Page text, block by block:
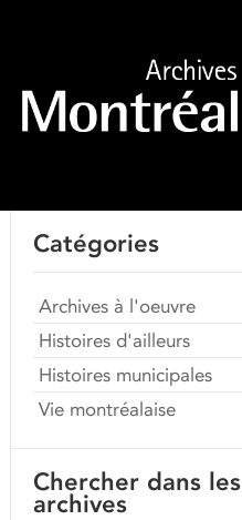
Catégories
Archives à l'oeuvre
Histoires d'ailleurs
Histoires municipales
Vie montréalaise
Chercher dans les
archives